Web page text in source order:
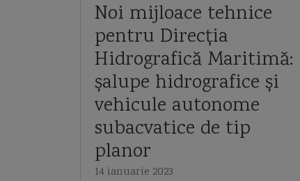
Noi mijloace tehnice
pentru Direcția
Hidrografică Maritimă:
șalupe hidrografice și
vehicule autonome
subacvatice de tip
planor
14 ianuarie 2023